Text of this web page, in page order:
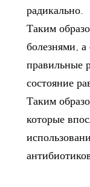
радикально.
Таким
болезнями, а
правильные
состояние
Таким
которые